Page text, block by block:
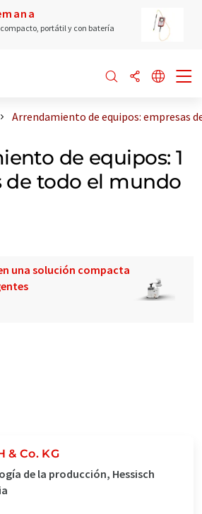
portátil y con batería
Arrendamiento de equipos: empresas
de equipos: 1
de todo el mundo
una solución compacta
& Co. KG
de la producción, Hessisch